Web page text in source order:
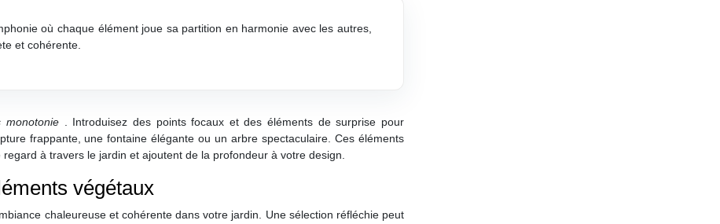
où chaque élément joue sa partition en harmonie avec les autres,
et cohérente.
monotonie . Introduisez des points focaux et des éléments de surprise pour
frappante, une fontaine élégante ou un arbre spectaculaire. Ces éléments
à travers le jardin et ajoutent de la profondeur à votre design.
végétaux
chaleureuse et cohérente dans votre jardin. Une sélection réfléchie peut